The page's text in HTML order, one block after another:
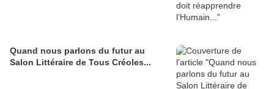
Quand nous parlons du futur au
Salon Littéraire de Tous Créoles...